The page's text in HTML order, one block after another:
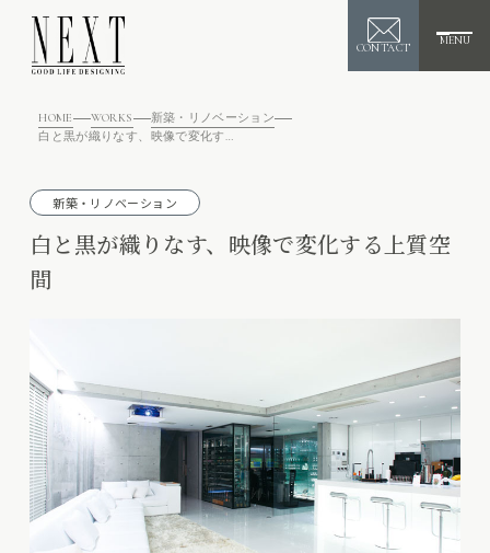
CONTACT
MENU
HOME WORKS
新築・リノベーション
白と黒が織りなす、映像で変化する上質空間
新築・リノベーション
白と黒が織りなす、映像で変化する上質空
間